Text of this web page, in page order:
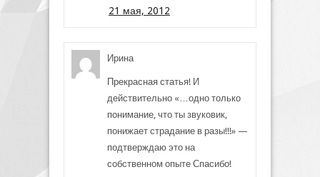
21 мая, 2012
Ирина
Прекрасная статья! И
действительно «…одно только
понимание, что ты звуковик,
понижает страдание в разы!!!» —
подтверждаю это на
собственном опыте Спасибо!